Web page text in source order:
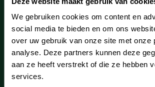
We gebruiken cookies om content en
social media te bieden en om ons
over uw gebruik van onze site met
analyse. Deze partners kunnen deze
aan ze heeft verstrekt of die ze hebben
services.
Hillegom
Leiderdorp
Lisse
Noordwijk
Oegstgeest